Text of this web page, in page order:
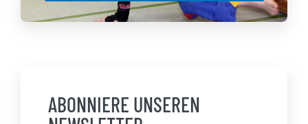
ABONNIERE UNSEREN